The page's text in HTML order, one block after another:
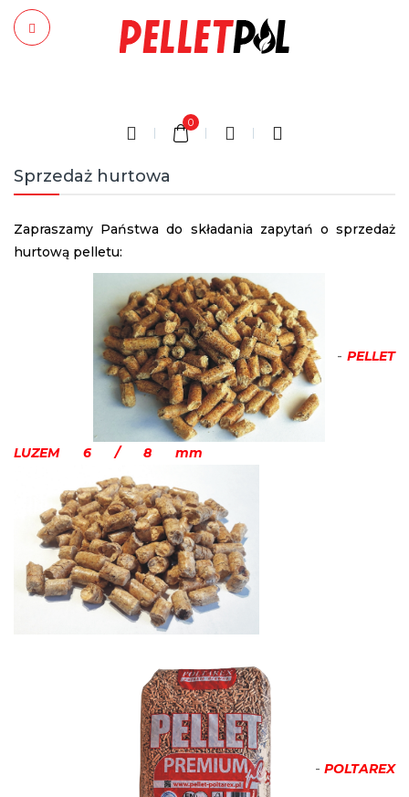
0
Sprzedaż hurtowa
Zapraszamy Państwa do składania zapytań o sprzedaż
hurtową pelletu:
-PELLET
LUZEM 6 / 8 mm
-POLTAREX